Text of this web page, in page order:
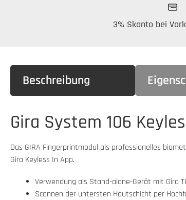
3% Skonto bei
Beschreibung
Gira System 106
Das GIRA Fingerprintmodul als professionelles
Gira Keyless In App.
Verwendung als Stand-alone-Gerät mit Gira
Scannen der untersten Hautschicht per